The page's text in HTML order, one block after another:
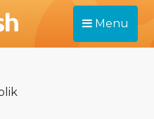
Menu